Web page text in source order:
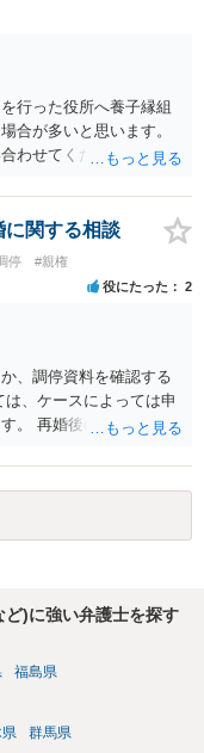
行った役所へ養子縁組
合が多いと思います。
わせてください。
に関する相談
停 #親権
役にたった 2
、調停資料を確認する
、ケースによっては申
。 再婚後の相手方の行
いても確認する必要が
別に弁護士にご相談さ
)に強い弁護士を探す
福島県
群馬県